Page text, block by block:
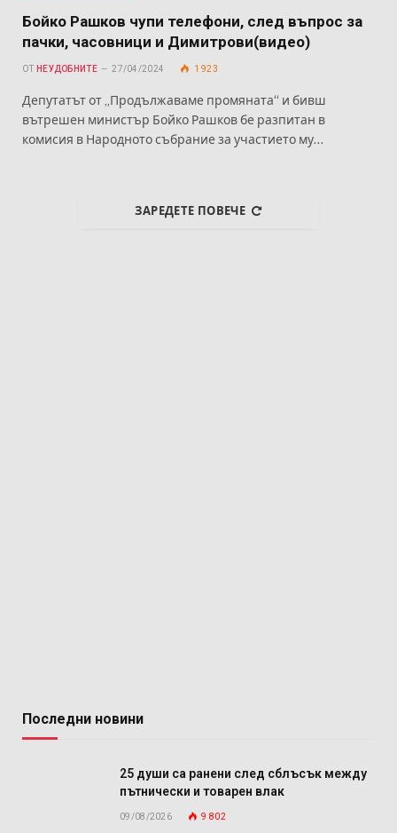
Бойко Рашков чупи телефони, след въпрос за
пачки, часовници и Димитрови(видео)
ОТ НЕУДОБНИТЕ 27/04/2024 1 923
Депутатът от „Продължаваме промяната“ и бивш
вътрешен министър Бойко Рашков бе разпитан в
комисия в Народното събрание за участието му…
ЗАРЕДЕТЕ ПОВЕЧЕ
Последни новини
25 души са ранени след сблъсък между
пътнически и товарен влак
09/08/2026 9 802